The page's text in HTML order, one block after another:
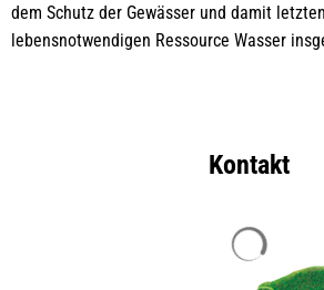
dem Schutz der Gewässer und damit
lebensnotwendigen Ressource Wasser
Kontakt